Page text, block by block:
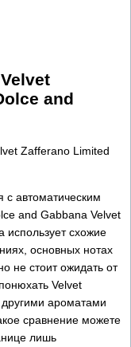
and
Zafferano Limited
автоматическим
and Gabbana Velvet
использует схожие
основных нотах
не стоит ожидать от
Velvet
ароматами
сравнение можете
лишь